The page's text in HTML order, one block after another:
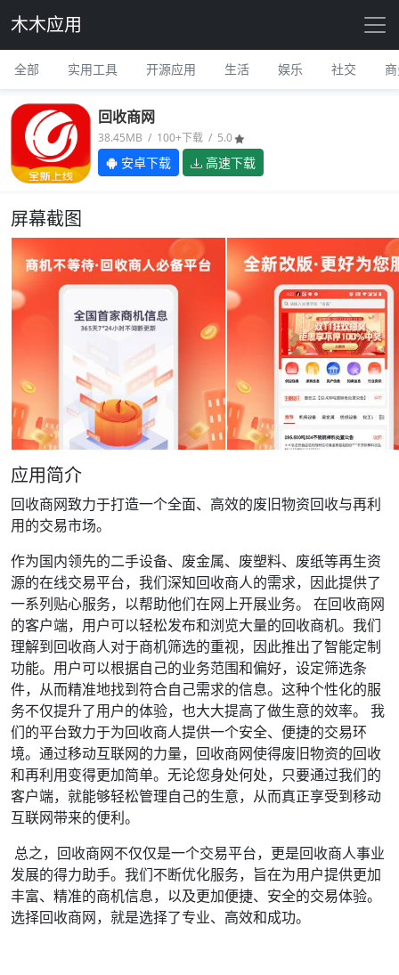
木木应用
全部 实用工具 开源应用 生活 娱乐 社交
回收商网
38.45MB / 100+下载 / 5.0
安卓下载 高速下载
屏幕截图
应用简介
回收商网致力于打造一个全面、高效的废旧物资回收与再利
用的交易市场。
作为国内领先的二手设备、废金属、废塑料、废纸等再生资
源的在线交易平台，我们深知回收商人的需求，因此提供了
一系列贴心服务，以帮助他们在网上开展业务。 在回收商网
的客户端，用户可以轻松发布和浏览大量的回收商机。我们
理解到回收商人对于商机筛选的重视，因此推出了智能定制
功能。用户可以根据自己的业务范围和偏好，设定筛选条
件，从而精准地找到符合自己需求的信息。这种个性化的服
务不仅提升了用户的体验，也大大提高了做生意的效率。 我
们的平台致力于为回收商人提供一个安全、便捷的交易环
境。通过移动互联网的力量，回收商网使得废旧物资的回收
和再利用变得更加简单。无论您身处何处，只要通过我们的
客户端，就能够轻松管理自己的生意，从而真正享受到移动
互联网带来的便利。
总之，回收商网不仅仅是一个交易平台，更是回收商人事业
发展的得力助手。我们不断优化服务，旨在为用户提供更加
丰富、精准的商机信息，以及更加便捷、安全的交易体验。
选择回收商网，就是选择了专业、高效和成功。